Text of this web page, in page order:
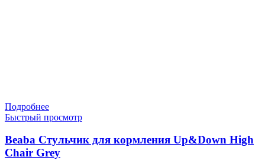
Подробнее
Быстрый просмотр
Beaba Стульчик для кормления Up&Down High
Chair Grey